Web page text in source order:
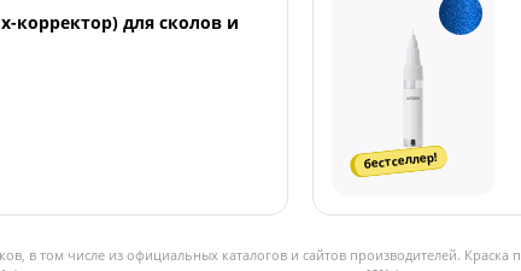
корректор) для сколов и
бестселлер!
в том числе из официальных каталогов и сайтов производителей.